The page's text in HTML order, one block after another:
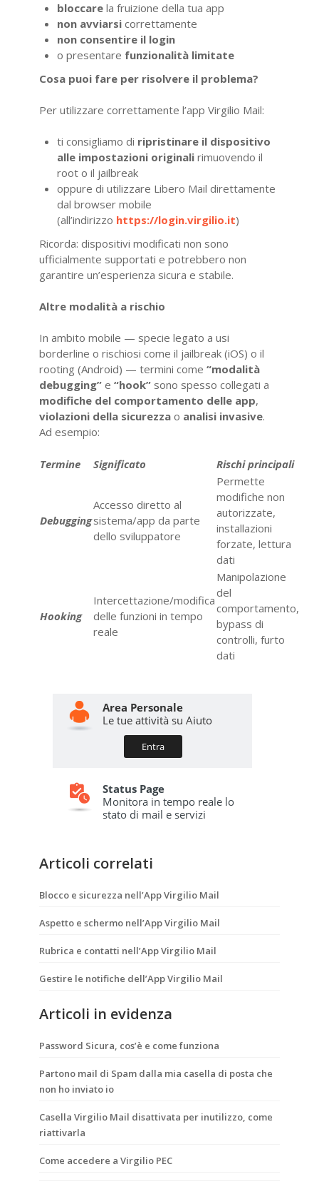
bloccare la fruizione della tua app
non avviarsi correttamente
non consentire il login
o presentare funzionalità limitate
Cosa puoi fare per risolvere il problema?
Per utilizzare correttamente l’app Virgilio Mail:
ti consigliamo di ripristinare il dispositivo
alle impostazioni originali rimuovendo il
root o il jailbreak
oppure di utilizzare Libero Mail direttamente
dal browser mobile
(all’indirizzo https://login.virgilio.it)
Ricorda: dispositivi modificati non sono
ufficialmente supportati e potrebbero non
garantire un’esperienza sicura e stabile.
Altre modalità a rischio
In ambito mobile — specie legato a usi
borderline o rischiosi come il jailbreak (iOS) o il
rooting (Android) — termini come “modalità
debugging” e “hook” sono spesso collegati a
modifiche del comportamento delle app,
violazioni della sicurezza o analisi invasive.
Ad esempio:
Termine Significato Rischi principali
Debugging
Accesso diretto al
sistema/app da parte
dello sviluppatore
Permette
modifiche non
autorizzate,
installazioni
forzate, lettura
dati
Hooking
Intercettazione/modifica
delle funzioni in tempo
reale
Manipolazione
del
comportamento,
bypass di
controlli, furto
dati
Articoli correlati
Blocco e sicurezza nell’App Virgilio Mail
Aspetto e schermo nell’App Virgilio Mail
Rubrica e contatti nell’App Virgilio Mail
Gestire le notifiche dell’App Virgilio Mail
Articoli in evidenza
Password Sicura, cos’è e come funziona
Partono mail di Spam dalla mia casella di posta che
non ho inviato io
Casella Virgilio Mail disattivata per inutilizzo, come
riattivarla
Come accedere a Virgilio PEC